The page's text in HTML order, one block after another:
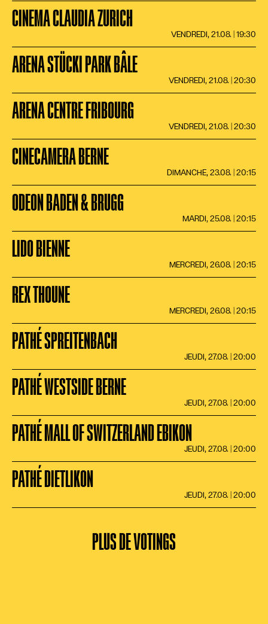
CINEMA CLAUDIA ZURICH
VENDREDI, 21.08. | 19:30
ARENA STÜCKI PARK BÂLE
VENDREDI, 21.08. | 20:30
ARENA CENTRE FRIBOURG
VENDREDI, 21.08. | 20:30
CINECAMERA BERNE
DIMANCHE, 23.08. | 20:15
ODEON BADEN & BRUGG
MARDI, 25.08. | 20:15
LIDO BIENNE
MERCREDI, 26.08. | 20:15
REX THOUNE
MERCREDI, 26.08. | 20:15
PATHÉ SPREITENBACH
JEUDI, 27.08. | 20:00
PATHÉ WESTSIDE BERNE
JEUDI, 27.08. | 20:00
PATHÉ MALL OF SWITZERLAND EBIKON
JEUDI, 27.08. | 20:00
PATHÉ DIETLIKON
JEUDI, 27.08. | 20:00
PLUS DE VOTINGS